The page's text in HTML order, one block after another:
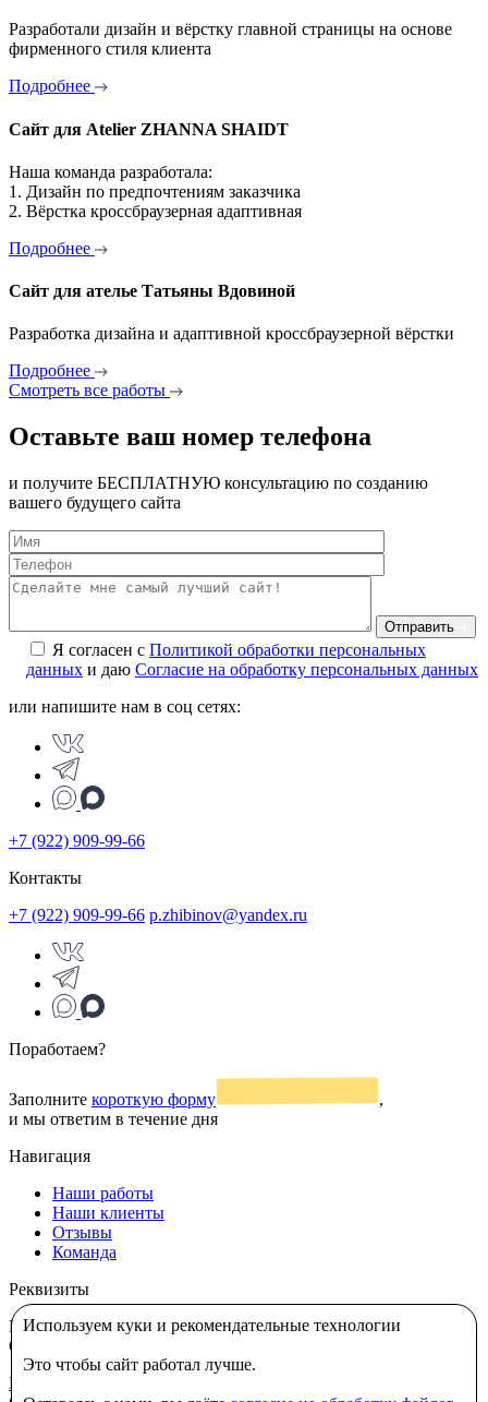
Разработали дизайн и вёрстку главной страницы на основе
фирменного стиля клиента
Подробнее
Сайт для Atelier ZHANNA SHAIDT
Наша команда разработала:
1. Дизайн по предпочтениям заказчика
2. Вёрстка кроссбраузерная адаптивная
Подробнее
Сайт для ателье Татьяны Вдовиной
Разработка дизайна и адаптивной кроссбраузерной вёрстки
Подробнее
Смотреть все работы
Оставьте ваш номер телефона
и получите БЕСПЛАТНУЮ консультацию по созданию
вашего будущего сайта
Отправить
Я согласен с Политикой обработки персональных
данных и даю Согласие на обработку персональных данных
или напишите нам в соц сетях:
+7 (922) 909-99-66
Контакты
+7 (922) 909-99-66 p.zhibinov@yandex.ru
Поработаем?
Заполните короткую форму
,
и мы ответим в течение дня
Навигация
Наши работы
Наши клиенты
Отзывы
Команда
Реквизиты
ИП Жибинов Павел Вадимович ИНН: 110313341216
ОГРНИП: 325430000024992
Политика в отношении использования cookie-файлов
Используем куки и рекомендательные технологии
Это чтобы сайт работал лучше.